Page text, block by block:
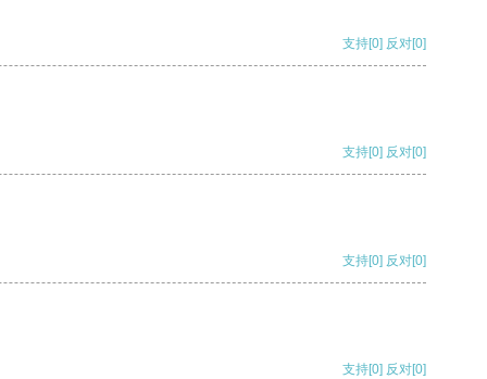
支持[0] 反对[0]
支持[0] 反对[0]
支持[0] 反对[0]
支持[0] 反对[0]